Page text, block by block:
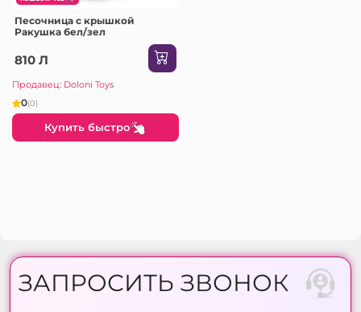
Песочница с крышкой
Ракушка бел/зел
810 Л
Продавец: Doloni Toys
0(0)
Купить быстро
ЗАПРОСИТЬ ЗВОНОК